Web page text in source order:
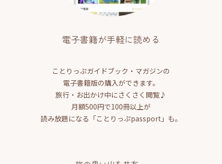
電子書籍が手軽に読める
ことりっぷガイドブック・マガジンの
電子書籍版の購入ができます。
旅行・お出かけ中にさくさく閲覧♪
月額500円で100冊以上が
読み放題になる「ことりっぷpassport」も。